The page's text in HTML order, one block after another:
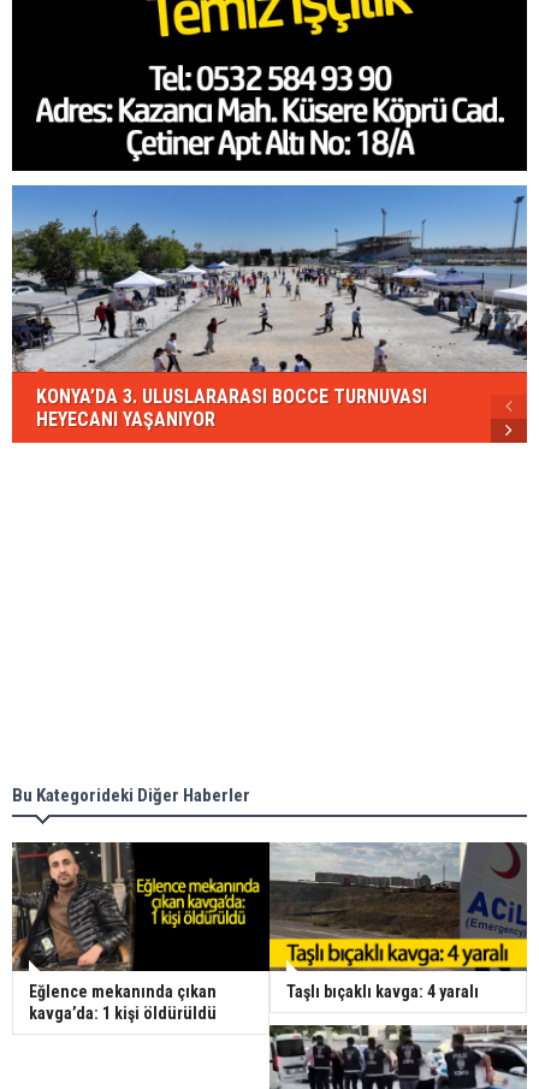
KONYA’DA 3. ULUSLARARASI BOCCE TURNUVASI
HEYECANI YAŞANIYOR
Bu Kategorideki Diğer Haberler
Eğlence mekanında çıkan
kavga’da: 1 kişi öldürüldü
Taşlı bıçaklı kavga: 4 yaralı